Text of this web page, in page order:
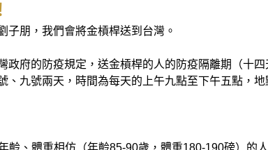
子朋，我們會將金槓桿送到台灣。
政府的防疫規定，送金槓桿的人的防疫隔離期（十
、九號兩天，時間為每天的上午九點至下午五點，
齡、體重相仿（年齡85-90歲，體重180-190磅）的